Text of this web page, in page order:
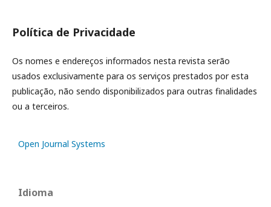
Política de Privacidade
Os nomes e endereços informados nesta revista serão
usados exclusivamente para os serviços prestados por esta
publicação, não sendo disponibilizados para outras finalidades
ou a terceiros.
Open Journal Systems
Idioma